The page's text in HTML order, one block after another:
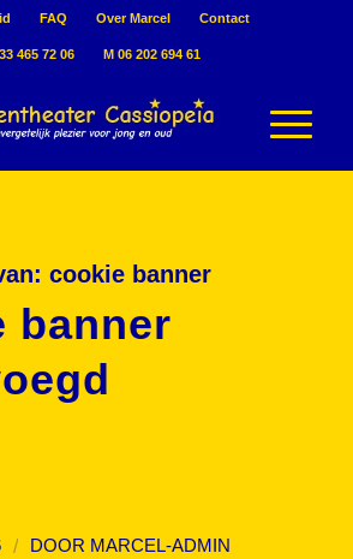
FAQ Over Marcel Contact
465 72 06 M 06 202 694 61
cookie banner
banner
/ DOOR MARCEL-ADMIN